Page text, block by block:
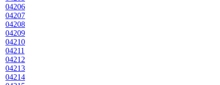
04206
04207
04208
04209
04210
04211
04212
04213
04214